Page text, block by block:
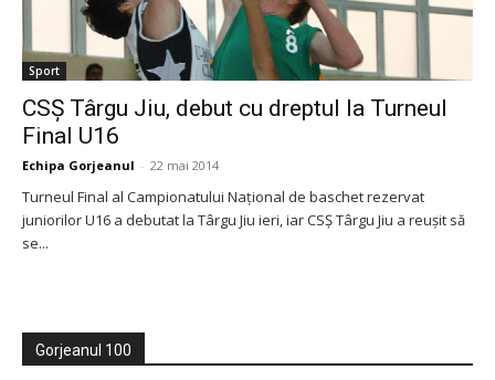
Sport
CSȘ Târgu Jiu, debut cu dreptul la Turneul
Final U16
Echipa Gorjeanul - 22 mai 2014
Turneul Final al Campionatului Național de baschet rezervat
juniorilor U16 a debutat la Târgu Jiu ieri, iar CSȘ Târgu Jiu a reușit să
se...
Gorjeanul 100